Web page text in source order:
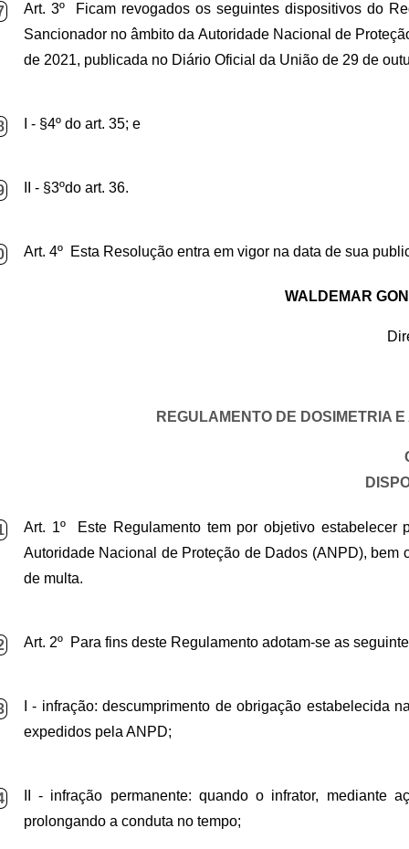
Art. 3º Ficam revogados os seguintes dispositivos do
Sancionador no âmbito da Autoridade Nacional de
de 2021, publicada no Diário Oficial da União de 29 de
I - §4º do art. 35; e
II - §3ºdo art. 36.
Art. 4º Esta Resolução entra em vigor na data de sua
WALDEMAR
REGULAMENTO DE DOSIMETRIA
Art. 1º Este Regulamento tem por objetivo estabelecer
Autoridade Nacional de Proteção de Dados (ANPD),
de multa.
Art. 2º Para fins deste Regulamento adotam-se as
I - infração: descumprimento de obrigação estabelecida
expedidos pela ANPD;
II - infração permanente: quando o infrator, mediante
prolongando a conduta no tempo;